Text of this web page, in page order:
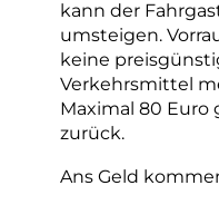
kann der
umsteigen.
keine
Verkehrsmittel
Maximal 80 Euro
zurück.
Ans Geld